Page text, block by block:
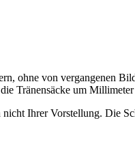
ohne von vergangenen
Tränensäcke um
nicht Ihrer Vorstellung. Die